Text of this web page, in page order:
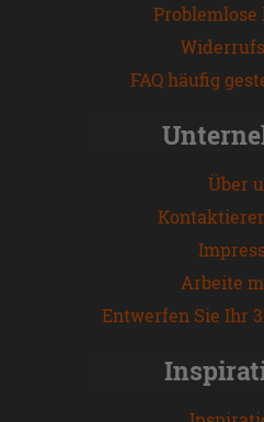
FAQ häufig
Über
Arbeite
Entwerfen Sie Ihr